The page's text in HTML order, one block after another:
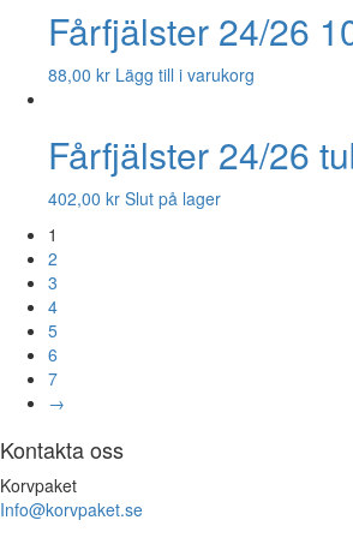
Fårfjälster 24/26
88,00 kr Lägg till i varukorg
Fårfjälster 24/26
402,00 kr Slut på lager
1
2
3
4
5
6
7
→
Kontakta oss
Korvpaket
Info@korvpaket.se